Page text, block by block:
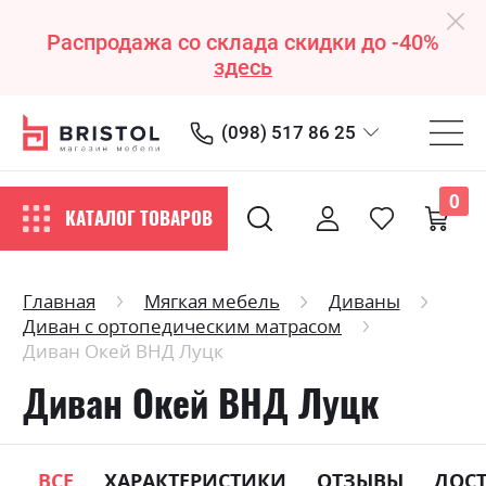
Распродажа со склада скидки до -40%
здесь
(098) 517 86 25
КАТАЛОГ ТОВАРОВ
0
Главная Мягкая мебель
Диваны
Диван с ортопедическим матрасом
Диван Окей ВНД Луцк
Диван Окей ВНД Луцк
ВСЕ ХАРАКТЕРИСТИКИ ОТЗЫВЫ